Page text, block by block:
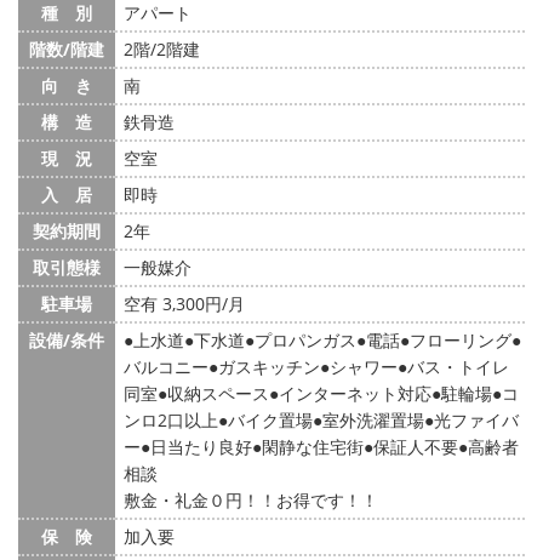
種 別
アパート
階数/階建
2階/2階建
向 き
南
構 造
鉄骨造
現 況
空室
入 居
即時
契約期間
2年
取引態様
一般媒介
駐車場
空有 3,300円/月
設備/条件
上水道 下水道 プロパンガス 電話 フローリング
バルコニー ガスキッチン シャワー バス・トイレ
同室 収納スペース インターネット対応 駐輪場 コ
ンロ2口以上 バイク置場 室外洗濯置場 光ファイバ
ー 日当たり良好 閑静な住宅街 保証人不要 高齢者
相談
敷金・礼金０円！！お得です！！
保 険
加入要